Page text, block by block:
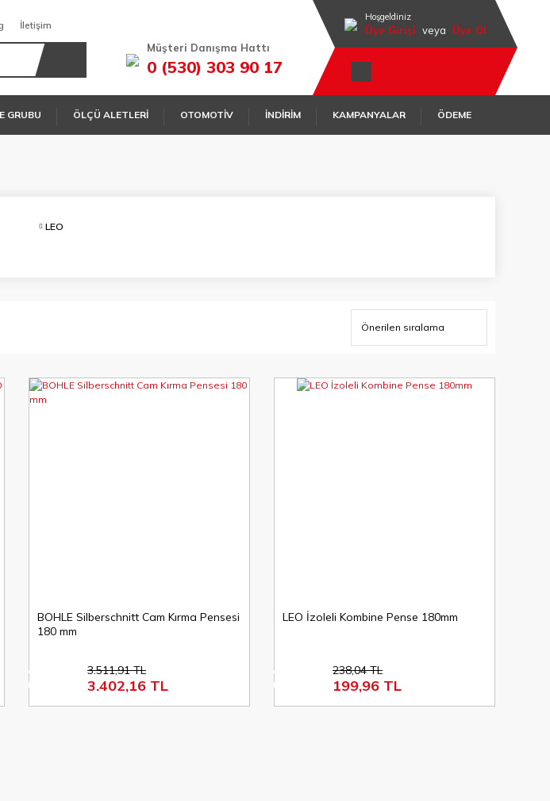
İletişim
Müşteri Danışma Hattı
0 (530) 303 90 17
Hoşgeldiniz
Üye Girişi veya Üye Ol
GRUBU ÖLÇÜ ALETLERİ OTOMOTİV İNDİRİM KAMPANYALAR ÖDEME
LEO
BOHLE Silberschnitt Cam Kırma Pensesi
180 mm
%3
indirim
3.511,91 TL
3.402,16 TL
LEO İzoleli Kombine Pense 180mm
%16
indirim
238,04 TL
199,96 TL